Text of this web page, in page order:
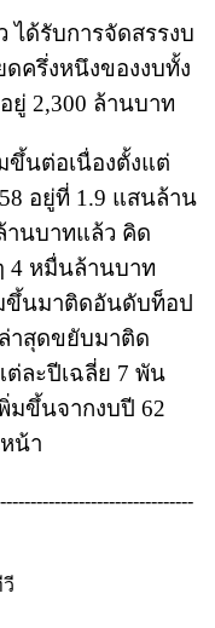
ได้รับการจัดสรรงบ
ครึ่งหนึงของงบทั้ง
ยู่ 2,300 ล้านบาท
ขึ้นต่อเนื่องตั้งแต่
อยู่ที่ 1.9 แสนล้าน
านบาทแล้ว คิด
4 หมื่นล้านบาท
ขึ้นมาติดอันดับท็อป
าสุดขยับมาติด
ละปีเฉลี่ย 7 พัน
มขึ้นจากงบปี 62
น้า